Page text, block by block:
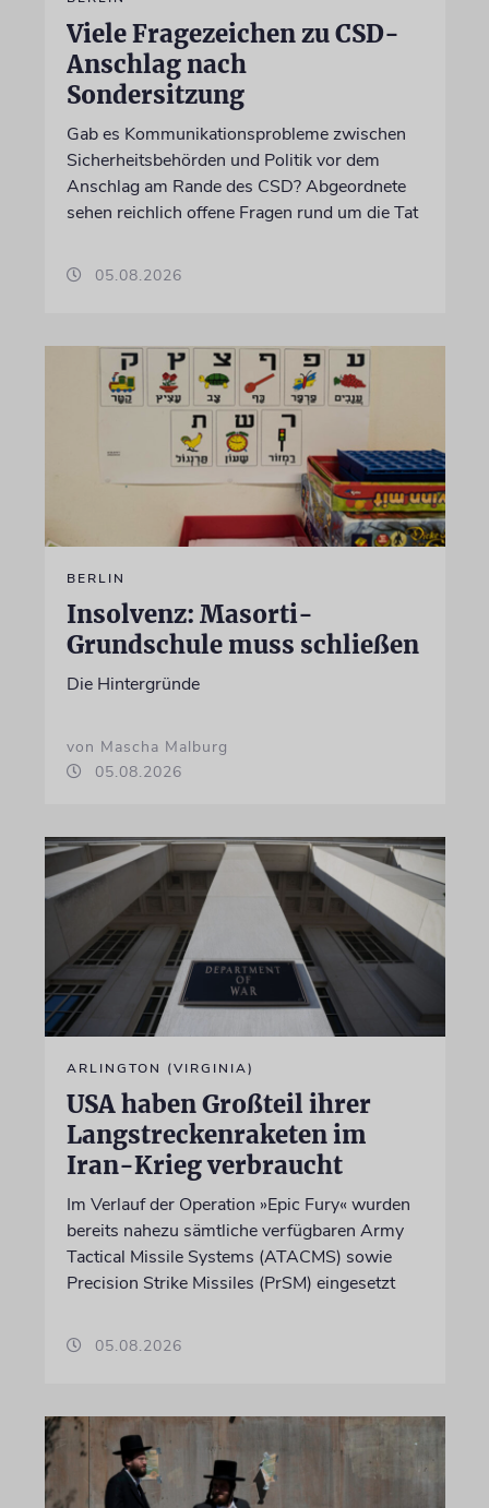
Viele Fragezeichen zu CSD-
Anschlag nach
Sondersitzung
Gab es Kommunikationsprobleme zwischen
Sicherheitsbehörden und Politik vor dem
Anschlag am Rande des CSD? Abgeordnete
sehen reichlich offene Fragen rund um die Tat
05.08.2026
BERLIN
Insolvenz: Masorti-
Grundschule muss schließen
Die Hintergründe
von Mascha Malburg
05.08.2026
ARLINGTON (VIRGINIA)
USA haben Großteil ihrer
Langstreckenraketen im
Iran-Krieg verbraucht
Im Verlauf der Operation »Epic Fury« wurden
bereits nahezu sämtliche verfügbaren Army
Tactical Missile Systems (ATACMS) sowie
Precision Strike Missiles (PrSM) eingesetzt
05.08.2026